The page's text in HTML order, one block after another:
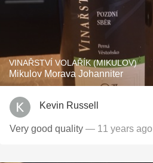
VINAŘSTVÍ VOLAŘÍK (MIKULOV)
Mikulov Morava Johanniter
Kevin Russell
Very good quality — 11 years ago